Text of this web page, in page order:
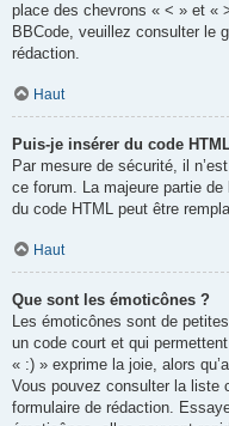
place des chevrons « < » et «
BBCode, veuillez consulter le
rédaction.
Haut
Puis-je insérer du code
Par mesure de sécurité, il
ce forum. La majeure partie
du code HTML peut être
Haut
Que sont les émoticônes ?
Les émoticônes sont de
un code court et qui
« :) » exprime la joie, alors
Vous pouvez consulter la liste
formulaire de rédaction.